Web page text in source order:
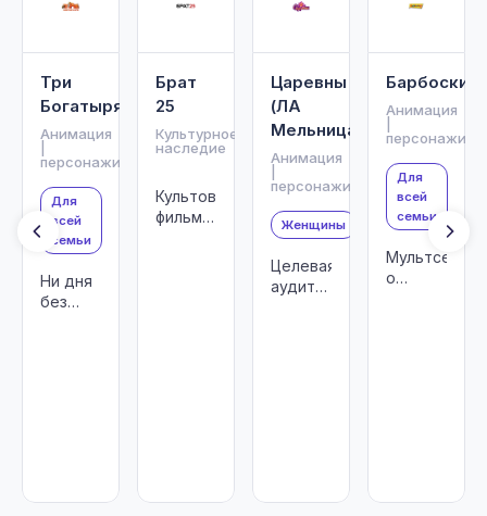
Три
Богатыря
Анимация
персонажи
Для
всей
семьи
Ни дня
без
Брат
25
Культурное
наследие
Культовый
фильм
Царевны
(ЛА
Мельница)
Анимация
персонажи
Женщины
Целевая
аудитория
Анимация
персонажи
Для
всей
семьи
Мультсериал
о